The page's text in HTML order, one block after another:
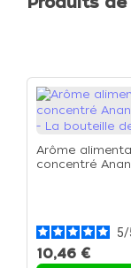
Arôme
concentré
5/
10,46 €